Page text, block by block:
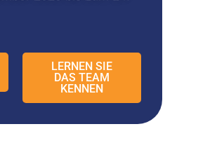
LERNEN SIE
DAS TEAM
KENNEN